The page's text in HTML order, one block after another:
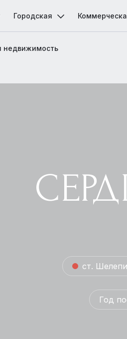
Городская
недвижимость
ст.
Год